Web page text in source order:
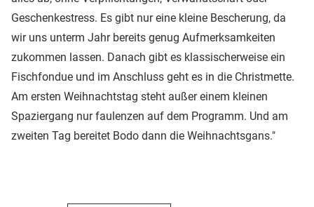
Geschenkestress. Es gibt nur eine kleine Bescherung, da
wir uns unterm Jahr bereits genug Aufmerksamkeiten
zukommen lassen. Danach gibt es klassischerweise ein
Fischfondue und im Anschluss geht es in die Christmette.
Am ersten Weihnachtstag steht außer einem kleinen
Spaziergang nur faulenzen auf dem Programm. Und am
zweiten Tag bereitet Bodo dann die Weihnachtsgans."